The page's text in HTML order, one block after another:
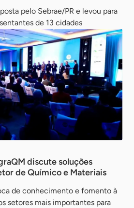
pelo Sebrae/PR e levou para
de 13 cidades
discute soluções
de Químico e Materiais
de conhecimento e fomento à
setores mais importantes para